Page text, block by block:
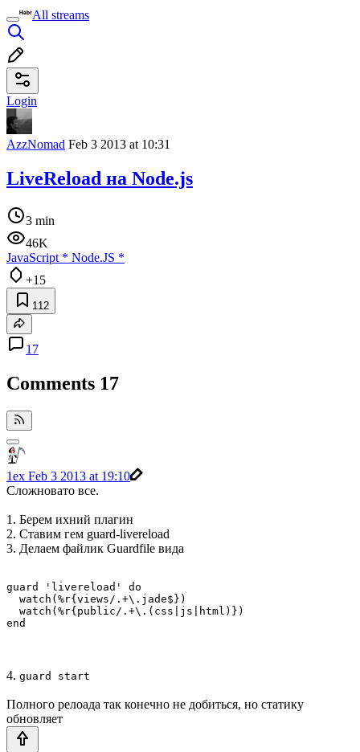
All streams
Login
AzzNomad Feb 3 2013 at 10:31
LiveReload на Node.js
3 min
46K
JavaScript * Node.JS *
+15
112
17
Comments 17
1ex Feb 3 2013 at 19:10
Сложновато все.
1. Берем ихний плагин
2. Cтавим гем guard-livereload
3. Делаем файлик Guardfile вида
guard 'livereload' do
  watch(%r{views/.+\.jade$})
  watch(%r{public/.+\.(css|js|html)})
4. guard start
Полного релоада так конечно не добиться, но статику
обновляет